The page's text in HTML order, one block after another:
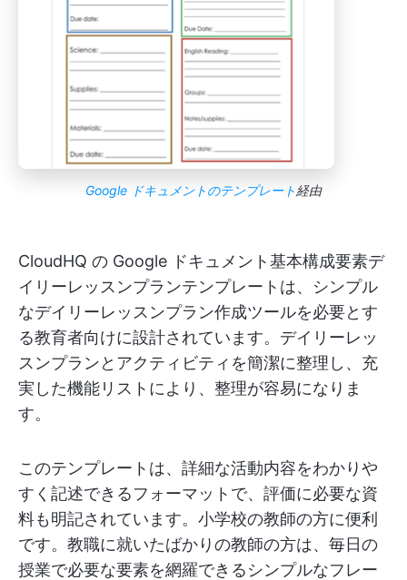
Google ドキュメントのテンプレート経由
CloudHQ の Google ドキュメント基本構成要素デ
イリーレッスンプランテンプレートは、シンプル
なデイリーレッスンプラン作成ツールを必要とす
る教育者向けに設計されています。デイリーレッ
スンプランとアクティビティを簡潔に整理し、充
実した機能リストにより、整理が容易になりま
す。
このテンプレートは、詳細な活動内容をわかりや
すく記述できるフォーマットで、評価に必要な資
料も明記されています。小学校の教師の方に便利
です。教職に就いたばかりの教師の方は、毎日の
授業で必要な要素を網羅できるシンプルなフレー